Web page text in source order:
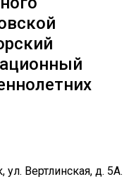
Вертлинская, д. 5А.